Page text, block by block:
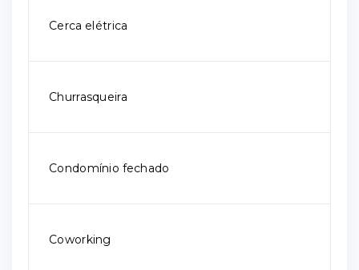
Cerca elétrica
Churrasqueira
Condomínio fechado
Coworking